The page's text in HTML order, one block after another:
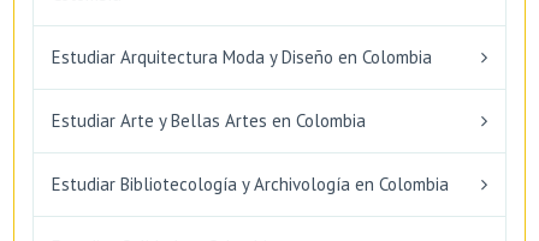
Estudiar Arquitectura Moda y Diseño en Colombia
Estudiar Arte y Bellas Artes en Colombia
Estudiar Bibliotecología y Archivología en Colombia